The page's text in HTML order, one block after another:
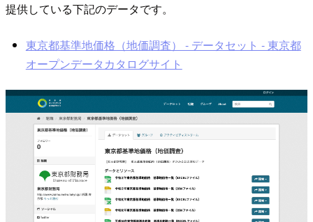
提供している下記のデータです。
東京都基準地価格（地価調査） - データセット - 東京都
オープンデータカタログサイト